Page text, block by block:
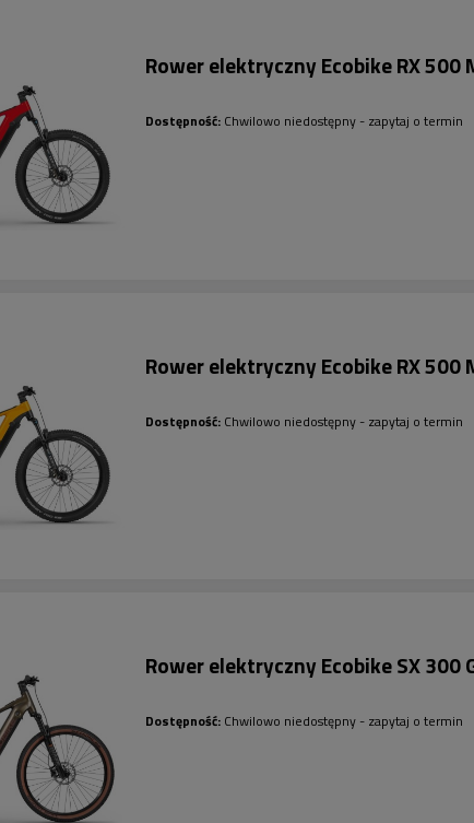
Rower elektryczny Ecobike RX 500
Dostępność: Chwilowo niedostępny - zapytaj o termin
Rower elektryczny Ecobike RX 500
Dostępność: Chwilowo niedostępny - zapytaj o termin
Rower elektryczny Ecobike SX 300
Dostępność: Chwilowo niedostępny - zapytaj o termin